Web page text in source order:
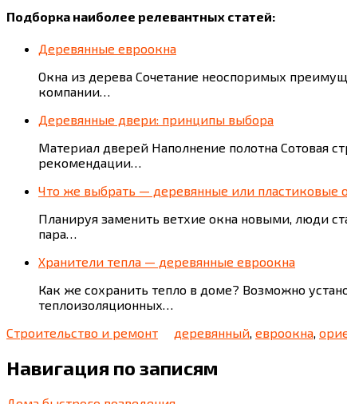
Подборка наиболее релевантных статей:
Деревянные евроокна
Окна из дерева Сочетание неоспоримых
компании…
Деревянные двери: принципы выбора
Материал дверей Наполнение полотна Сотовая
рекомендации…
Что же выбрать — деревянные или пластиковые
Планируя заменить ветхие окна новыми, люди
пара…
Хранители тепла — деревянные евроокна
Как же сохранить тепло в доме? Возможно
теплоизоляционных…
Строительство и ремонт
деревянный, евроокна,
Навигация по записям